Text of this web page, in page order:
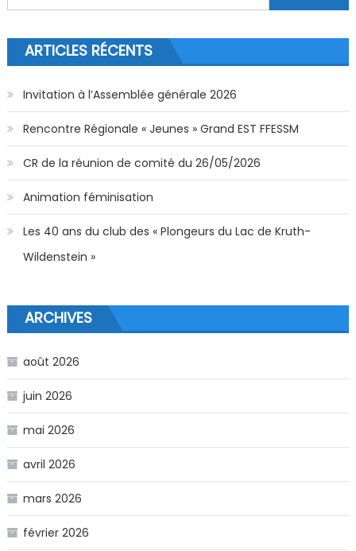
ARTICLES RÉCENTS
Invitation à l’Assemblée générale 2026
Rencontre Régionale « Jeunes » Grand EST FFESSM
CR de la réunion de comité du 26/05/2026
Animation féminisation
Les 40 ans du club des « Plongeurs du Lac de Kruth-
Wildenstein »
ARCHIVES
août 2026
juin 2026
mai 2026
avril 2026
mars 2026
février 2026